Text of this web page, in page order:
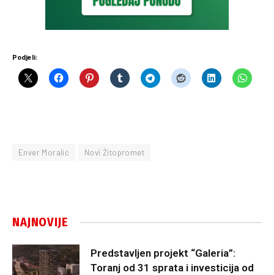
Podjeli:
Enver Moralić Novi Žitopromet
NAJNOVIJE
Predstavljen projekt “Galeria”:
Toranj od 31 sprata i investicija od